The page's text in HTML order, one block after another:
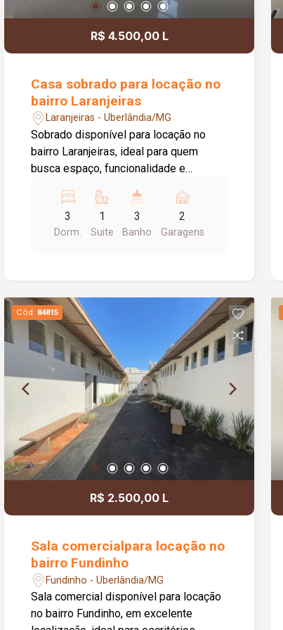
R$ 4.500,00 L
Casa sobrado para locação no
bairro Laranjeiras
Laranjeiras - Uberlândia/MG
Sobrado disponível para locação no
bairro Laranjeiras, ideal para quem
busca espaço, funcionalidade e
tranquila, com fácil acesso às principais
vias da cidade e próximo a comércios e
serviços essenciais. O imóvel possui
dormitórios, sendo 01 suíte, 02 quartos
com espaço para closet e 02 com
sacada, 03 banheiros, lavanderia, área
gourmet com churrasqueira e banheiro
de apoio, além de 02 vagas de garagem
com portão eletrônico. Observação: o
imóvel não possui armários planejados.
3
Dorm.
1
Suite
3
Banho
2
Garagens
Cód. 84815
R$ 2.500,00 L
Sala comercialpara locação no
bairro Fundinho
Fundinho - Uberlândia/MG
Sala comercial disponível para locação
no bairro Fundinho, em excelente